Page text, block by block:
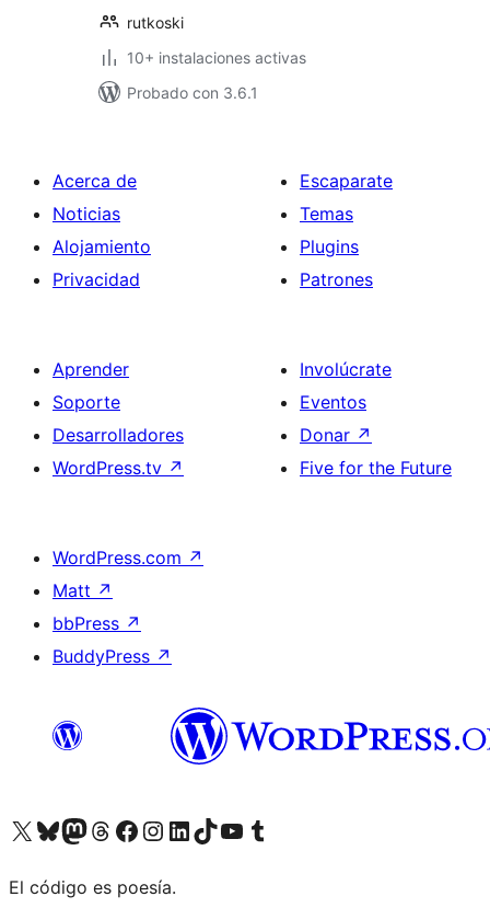
rutkoski
10+ instalaciones activas
Probado con 3.6.1
Acerca de
Noticias
Alojamiento
Privacidad
Escaparate
Temas
Plugins
Patrones
Aprender
Soporte
Desarrolladores
WordPress.tv ↗
Involúcrate
Eventos
Donar ↗
Five for the Future
WordPress.com ↗
Matt ↗
bbPress ↗
BuddyPress ↗
Visita nuestra cuenta de X (anteriormente Twitter)
Visita nuestra cuenta de Bluesky
Visita nuestra cuenta de Mastodon
Visita nuestra cuenta de Threads
Visita nuestra página de Facebook
Visita nuestra cuenta de Instagram
Visita nuestra cuenta de LinkedIn
Visita nuestra cuenta de TikTok
Visita nuestro canal de YouTube
Visita nuestra cuenta de Tumblr
El código es poesía.